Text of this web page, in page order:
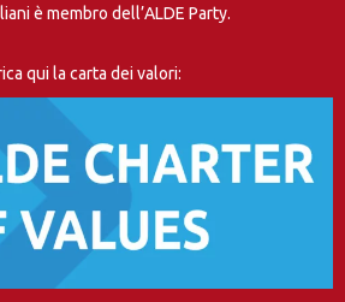
è membro dell’ALDE Party.
qui la carta dei valori: